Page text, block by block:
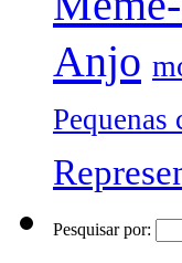
Anjo
Pequenas
Pesquisar por: